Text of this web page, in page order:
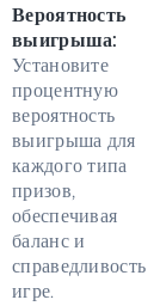
Вероятность
выигрыша:
Установите
процентную
вероятность
выигрыша для
каждого типа
призов,
обеспечивая
баланс и
справедливость
игре.